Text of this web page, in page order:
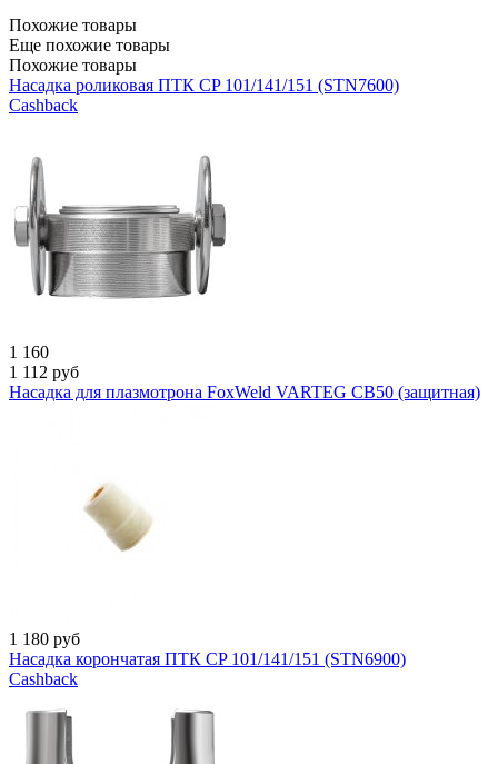
Похожие товары
Еще похожие товары
Похожие товары
Насадка роликовая ПТК CP 101/141/151 (STN7600)
Cashback
1 160
1 112 руб
Насадка для плазмотрона FoxWeld VARTEG CB50 (защитная)
1 180 руб
Насадка корончатая ПТК CP 101/141/151 (STN6900)
Cashback